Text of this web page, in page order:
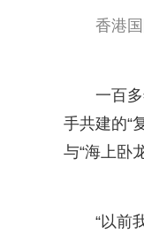
香港
一百
手共建的“
与“海上卧
“以前